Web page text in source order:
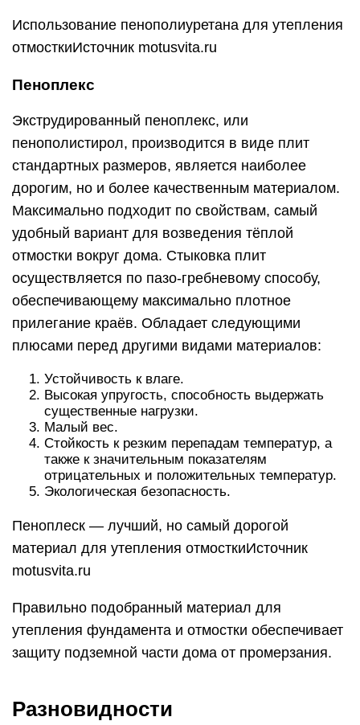
Использование пенополиуретана для утепления
отмосткиИсточник motusvita.ru
Пеноплекс
Экструдированный пеноплекс, или
пенополистирол, производится в виде плит
стандартных размеров, является наиболее
дорогим, но и более качественным материалом.
Максимально подходит по свойствам, самый
удобный вариант для возведения тёплой
отмостки вокруг дома. Стыковка плит
осуществляется по пазо-гребневому способу,
обеспечивающему максимально плотное
прилегание краёв. Обладает следующими
плюсами перед другими видами материалов:
Устойчивость к влаге.
Высокая упругость, способность выдержать
существенные нагрузки.
Малый вес.
Стойкость к резким перепадам температур, а
также к значительным показателям
отрицательных и положительных температур.
Экологическая безопасность.
Пеноплеск — лучший, но самый дорогой
материал для утепления отмосткиИсточник
motusvita.ru
Правильно подобранный материал для
утепления фундамента и отмостки обеспечивает
защиту подземной части дома от промерзания.
Разновидности